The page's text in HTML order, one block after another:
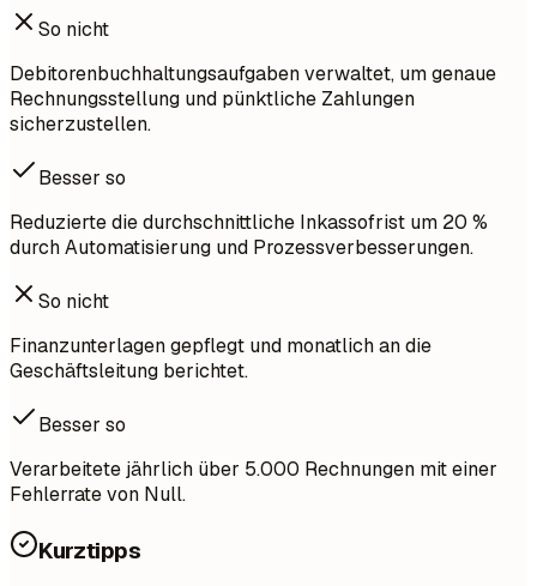
So nicht
Debitorenbuchhaltungsaufgaben verwaltet, um genaue
Rechnungsstellung und pünktliche Zahlungen
sicherzustellen.
Besser so
Reduzierte die durchschnittliche Inkassofrist um 20 %
durch Automatisierung und Prozessverbesserungen.
So nicht
Finanzunterlagen gepflegt und monatlich an die
Geschäftsleitung berichtet.
Besser so
Verarbeitete jährlich über 5.000 Rechnungen mit einer
Fehlerrate von Null.
Kurztipps